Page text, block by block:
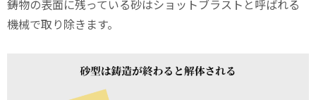
鋳物の表面に残っている砂はショットブラストと呼ばれる
機械で取り除きます。